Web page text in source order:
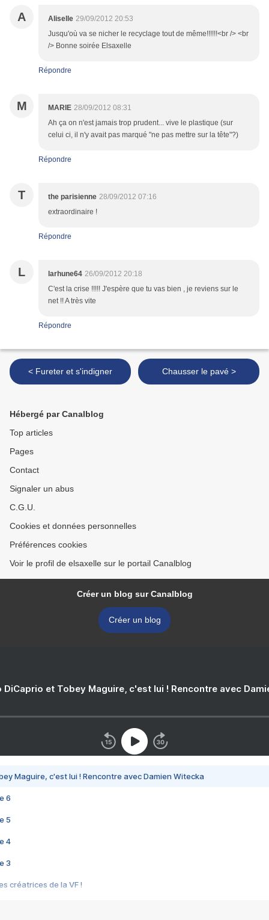
A Aliselle 29/09/2012 20:53
Jusqu'où va se nicher le recyclage tout de même!!!!!!<br /> <br
/> Bonne soirée Elsaxelle
Répondre
M MARIE 28/09/2012 08:31
Ah ça on n'est jamais trop prudent... vive le plastique (sur
celui ci, il n'y avait pas marqué "ne pas mettre sur la tête"?)
Répondre
T the parisienne 28/09/2012 07:16
extraordinaire !
Répondre
L larhune64 26/09/2012 20:18
C'est la crise !!!!! J'espère que tu vas bien , je reviens sur le
net !! A très vite
Répondre
< Fureter et s'indigner Chausser le pavé >
Hébergé par Canalblog
Top articles
Pages
Contact
Signaler un abus
C.G.U.
Cookies et données personnelles
Préférences cookies
Voir le profil de elsaxelle sur le portail Canalblog
Créer un blog sur Canalblog
Créer un blog
DiCaprio et Tobey Maguire, c'est lui ! Rencontre avec
Maguire, c'est lui ! Rencontre avec Damien Witecka
6
5
4
3
créatrices de la VF !